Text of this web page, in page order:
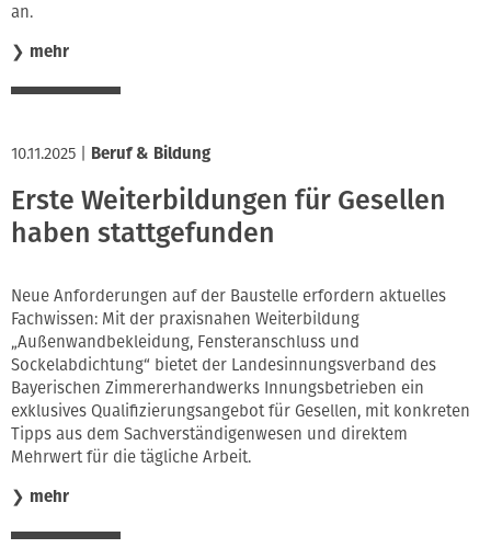
an.
❯ mehr
10.11.2025 Beruf & Bildung
Erste Weiterbildungen für Gesellen
haben stattgefunden
Neue Anforderungen auf der Baustelle erfordern aktuelles
Fachwissen: Mit der praxisnahen Weiterbildung
„Außenwandbekleidung, Fensteranschluss und
Sockelabdichtung“ bietet der Landesinnungsverband des
Bayerischen Zimmererhandwerks Innungsbetrieben ein
exklusives Qualifizierungsangebot für Gesellen, mit konkreten
Tipps aus dem Sachverständigenwesen und direktem
Mehrwert für die tägliche Arbeit.
❯ mehr